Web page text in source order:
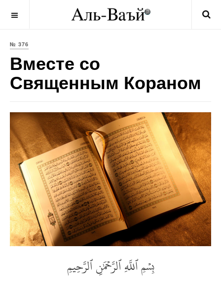
№ 376
Вместе со
Священным Кораном
بِسۡمِ ٱللَّهِ ٱلرَّحۡمَٰنِ ٱلرَّحِيمِ